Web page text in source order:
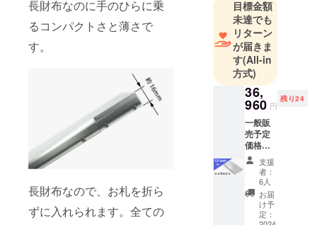
長財布なのに手のひらに乗
るコンパクトさと薄さで
す。
長財布なので、お札を折ら
ずに入れられます。全ての
場や産業設
備で使用さ
れる機械設
備や検査機
器などの、
商品企画や
デザインを
行って来ま
した。
2007年、オ
リジナルブ
ランド
「FACTRON
目標金額
未達でも
リターン
が届きま
す(All-in
方式)
36,
960 円
残り24
一般販
売予定
価格
￥42,00
0（税
込）
を、 30
名様限
支援
者：
6人
お届
け予
定：